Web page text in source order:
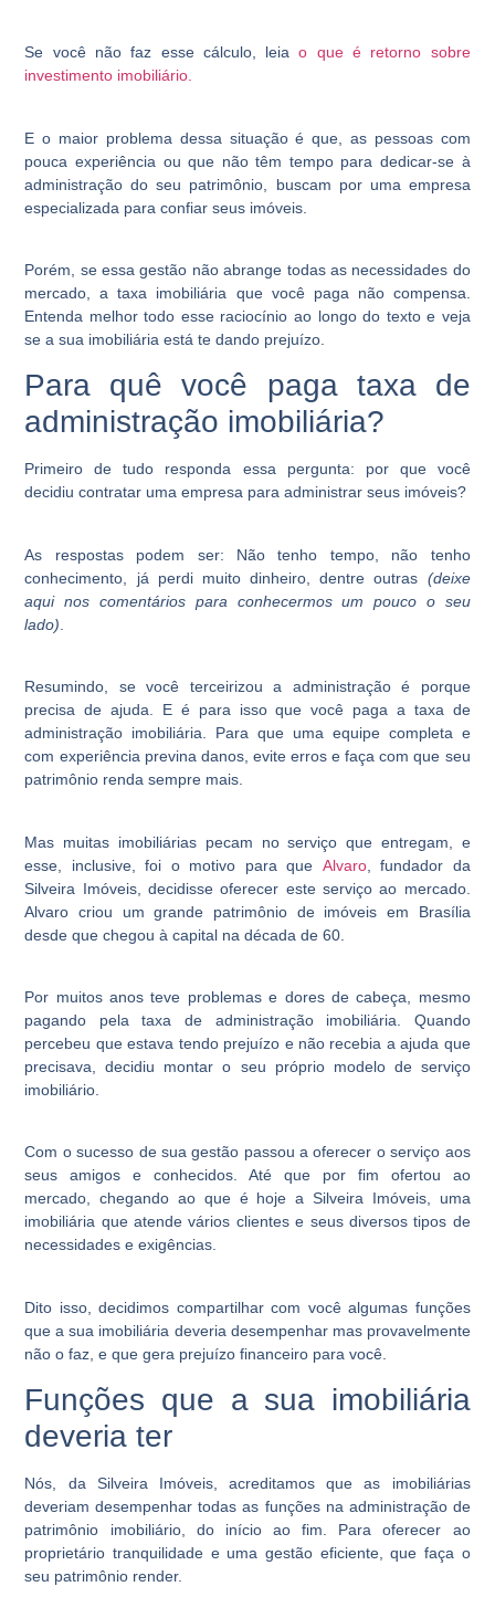
Se você não faz esse cálculo, leiao que é retorno sobre
investimento imobiliário.
E o maior problema dessa situação é que, as pessoas com
pouca experiência ou que não têm tempo para dedicar-se à
administração do seu patrimônio, buscam por uma empresa
especializada para confiar seus imóveis.
Porém, se essa gestão não abrange todas as necessidades do
mercado, a taxa imobiliária que você paga não compensa.
Entenda melhor todo esse raciocínio ao longo do texto e veja
se a sua imobiliária está te dando prejuízo.
Para quê você paga taxa de
administração imobiliária?
Primeiro de tudo responda essa pergunta: por que você
decidiu contratar uma empresa para administrar seus imóveis?
As respostas podem ser: Não tenho tempo, não tenho
conhecimento, já perdi muito dinheiro, dentre outras (deixe
aqui nos comentários para conhecermos um pouco o seu
lado)
Resumindo, se você terceirizou a administração é porque
precisa de ajuda. E é para isso que você paga a taxa de
administração imobiliária. Para que uma equipe completa e
com experiência previna danos, evite erros e faça com que seu
patrimônio renda sempre mais.
Mas muitas imobiliárias pecam no serviço que entregam, e
esse, inclusive, foi o motivo para que Alvaro, fundador da
Silveira Imóveis, decidisse oferecer este serviço ao mercado.
Alvaro criou um grande patrimônio de imóveis em Brasília
desde que chegou à capital na década de 60.
Por muitos anos teve problemas e dores de cabeça, mesmo
pagando pela taxa de administração imobiliária. Quando
percebeu que estava tendo prejuízo e não recebia a ajuda que
precisava, decidiu montar o seu próprio modelo de serviço
imobiliário.
Com o sucesso de sua gestão passou a oferecer o serviço aos
seus amigos e conhecidos. Até que por fim ofertou ao
mercado, chegando ao que é hoje a Silveira Imóveis, uma
imobiliária que atende vários clientes e seus diversos tipos de
necessidades e exigências.
Dito isso, decidimos compartilhar com você algumas funções
que a sua imobiliária deveria desempenhar mas provavelmente
não o faz, e que gera prejuízo financeiro para você.
Funções que a sua imobiliária
deveria ter
Nós, da Silveira Imóveis, acreditamos que as imobiliárias
deveriam desempenhar todas as funções na administração de
patrimônio imobiliário, do início ao fim. Para oferecer ao
proprietário tranquilidade e uma gestão eficiente, que faça o
seu patrimônio render.